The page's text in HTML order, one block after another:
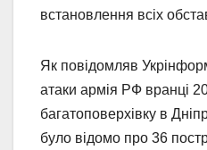
встановлення всіх
Як повідомляв
атаки армія РФ вранці
багатоповерхівку в
було відомо про 36